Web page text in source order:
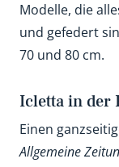
Modelle, die
und gefedert
70 und 80 cm.
Icletta in der
Einen
Allgemeine